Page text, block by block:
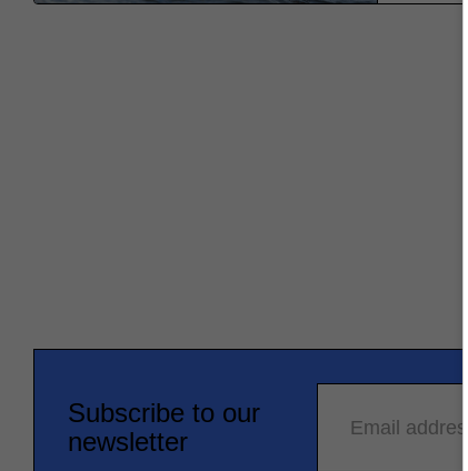
Subscribe to our
newsletter
Email address